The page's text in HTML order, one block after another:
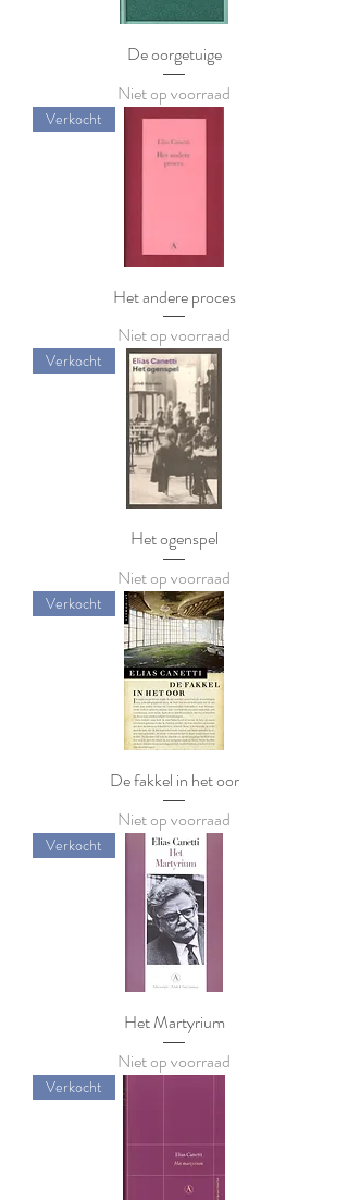
De oorgetuige
Niet op voorraad
Verkocht
Het andere proces
Niet op voorraad
Verkocht
Het ogenspel
Niet op voorraad
Verkocht
De fakkel in het oor
Niet op voorraad
Verkocht
Het Martyrium
Niet op voorraad
Verkocht